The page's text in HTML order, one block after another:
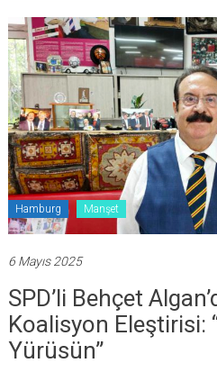
Hamburg Manşet
6 Mayıs 2025
SPD’li Behçet
Koalisyon Eleştirisi:
Yürüsün”